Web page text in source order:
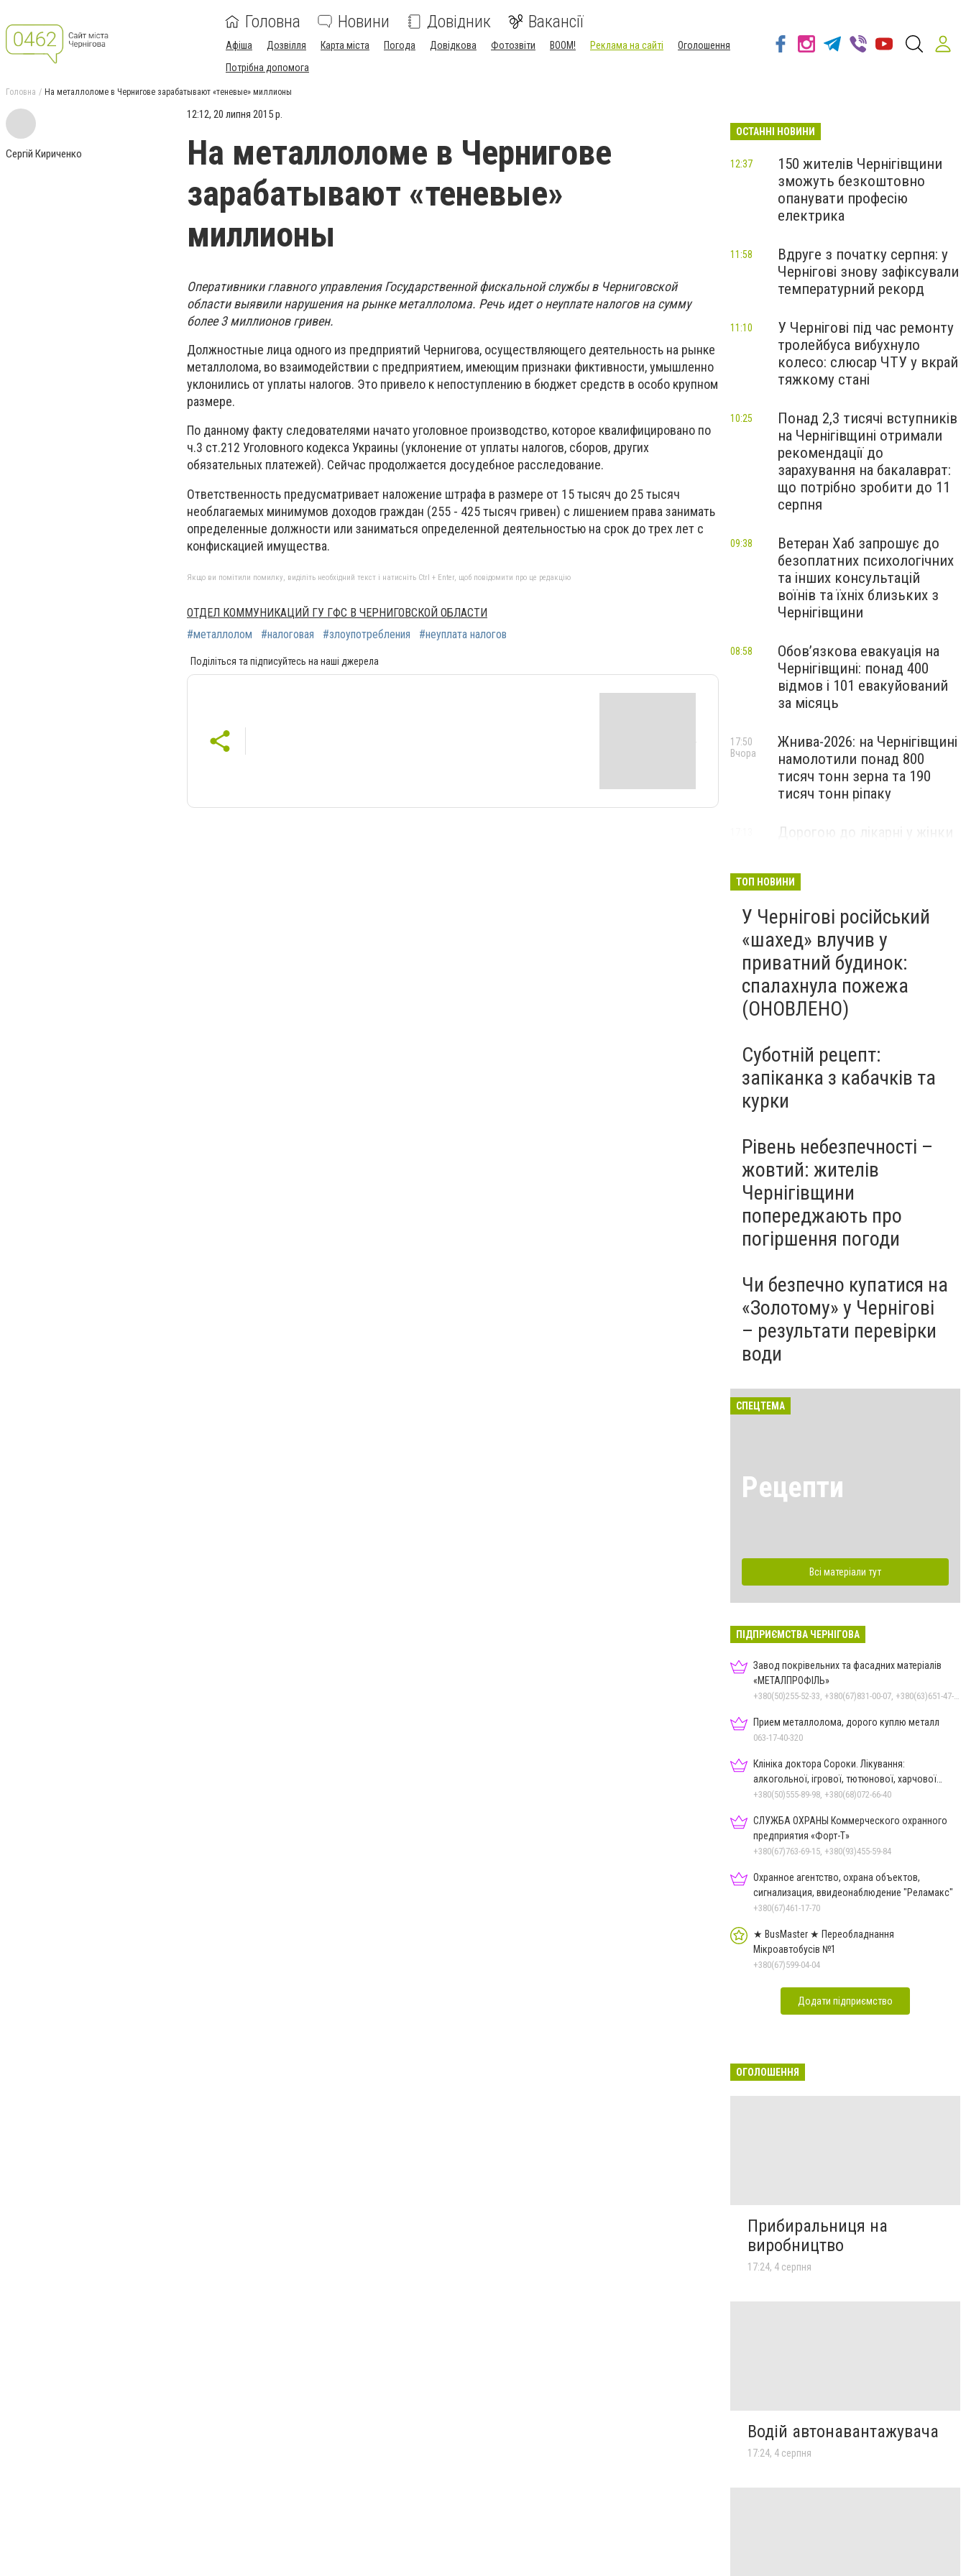
Головна Новини Довідник Вакансії
Афіша Дозвілля Карта міста Погода Довідкова Фотозвіти BOOM! Реклама на сайті
Оголошення
Потрібна допомога
Головна На металлоломе в Чернигове зарабатывают «теневые» миллионы
Сергій Кириченко
12:12, 20 липня 2015 р.
На металлоломе в Чернигове
зарабатывают «теневые»
миллионы
Оперативники главного управления Государственной фискальной службы в Черниговской
области выявили нарушения на рынке металлолома. Речь идет о неуплате налогов на сумму
более 3 миллионов гривен.
Должностные лица одного из предприятий Чернигова, осуществляющего деятельность на рынке
металлолома, во взаимодействии с предприятием, имеющим признаки фиктивности, умышленно
уклонились от уплаты налогов. Это привело к непоступлению в бюджет средств в особо крупном
размере.
По данному факту следователями начато уголовное производство, которое квалифицировано по
ч.3 ст.212 Уголовного кодекса Украины (уклонение от уплаты налогов, сборов, других
обязательных платежей). Сейчас продолжается досудебное расследование.
Ответственность предусматривает наложение штрафа в размере от 15 тысяч до 25 тысяч
необлагаемых минимумов доходов граждан (255 - 425 тысяч гривен) с лишением права занимать
определенные должности или заниматься определенной деятельностью на срок до трех лет с
конфискацией имущества.
Якщо ви помітили помилку, виділіть необхідний текст і натисніть Ctrl + Enter, щоб повідомити про це редакцію
ОТДЕЛ КОММУНИКАЦИЙ ГУ ГФС В ЧЕРНИГОВСКОЙ ОБЛАСТИ
#металлолом
#налоговая #злоупотребления #неуплата налогов
Поділіться та підписуйтесь на наші джерела
ОСТАННІ НОВИНИ
150 жителів Чернігівщини
зможуть безкоштовно
опанувати професію
електрика
12:37
Вдруге з початку серпня: у
Чернігові знову зафіксували
температурний рекорд
11:58
У Чернігові під час ремонту
тролейбуса вибухнуло
колесо: слюсар ЧТУ у вкрай
тяжкому стані
11:10
Понад 2,3 тисячі вступників
на Чернігівщині отримали
рекомендації до
зарахування на бакалаврат:
що потрібно зробити до 11
серпня
10:25
Ветеран Хаб запрошує до
безоплатних психологічних
та інших консультацій
воїнів та їхніх близьких з
Чернігівщини
09:38
Обов’язкова евакуація на
Чернігівщині: понад 400
відмов і 101 евакуйований
за місяць
08:58
Жнива-2026: на Чернігівщині
намолотили понад 800
тисяч тонн зерна та 190
тисяч тонн ріпаку
17:50
Вчора
Дорогою до лікарні у жінки
реанімували пацієнтку
ТОП НОВИНИ
У Чернігові російський
«шахед» влучив у
приватний будинок:
спалахнула пожежа
(ОНОВЛЕНО)
Суботній рецепт:
запіканка з кабачків та
курки
Рівень небезпечності –
жовтий: жителів
Чернігівщини
попереджають про
погіршення погоди
Чи безпечно купатися на
«Золотому» у Чернігові
– результати перевірки
води
СПЕЦТЕМА
Рецепти
Всі матеріали тут
ПІДПРИЄМСТВА ЧЕРНІГОВА
Завод покрівельних та фасадних матеріалів
«МЕТАЛПРОФІЛЬ»
Прием металлолома, дорого куплю металл
063-17-40-320
Клініка доктора Сороки. Лікування:
алкогольної, ігрової, тютюнової, харчової
залежностей, неврозів т
+380(50)555-89-98, +380(68)072-66-40
СЛУЖБА ОХРАНЫ Коммерческого охранного
предприятия «Форт-Т»
+380(67)763-69-15, +380(93)455-59-84
Охранное агентство, охрана объектов,
сигнализация, ввидеонаблюдение "Реламакс"
+380(67)461-17-70
★ BusMaster ★ Переобладнання
Мікроавтобусів №1
+380(67)599-04-04
Додати підприємство
ОГОЛОШЕННЯ
Прибиральниця на
виробництво
17:24, 4 серпня
Водій автонавантажувача
17:24, 4 серпня